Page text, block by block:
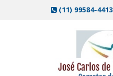
(11) 99584-4413